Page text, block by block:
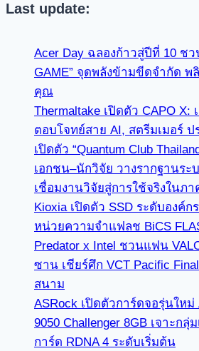
Last update:
Acer Day ฉลองก้าวสู่ปีที่ 10 ชว
GAME” จุดพลังข้ามขีดจำกัด พ
คุณ
Thermaltake เปิดตัว CAPO X:
ตอบโจทย์สาย AI, สตรีมเมอร์
เปิดตัว “Quantum Club
เอกชน–นักวิจัย วางรากฐานร
เชื่อมงานวิจัยสู่การใช้จริงในภ
Kioxia เปิดตัว SSD ระดับองค์ก
หน่วยความจำแฟลช BiCS
Predator x Intel ชวนแฟน
ซาน เชียร์ศึก VCT Pacific
สนาม
ASRock เปิดตัวการ์ดจอรุ่นใหม่
9050 Challenger 8GB เจาะกลุ่
การ์ด RDNA 4 ระดับเริ่มต้น